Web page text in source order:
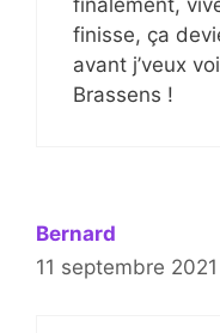
finisse, ça
avant j’veux
Brassens !
Bernard
11 septembre